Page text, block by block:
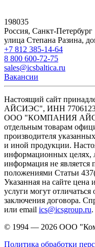
198035
Россия, Санкт-Петербург
улица Степана Разина,
+7 812 385-14-64
8 800 600-72-75
sales@icsbaltica.ru
Вакансии
Настоящий сайт
АЙСИЭС", ИНН
ООО "КОМПАНИЯ
отдельным товарам
производителя
и иной продукции.
информационных целях,
информация не является
положениями Статьи
Указанная на сайте цена
услуги могут
заключения договора.
или email ics@icsgroup.ru.
© 1994 — 2026 ООО
Политика обработки